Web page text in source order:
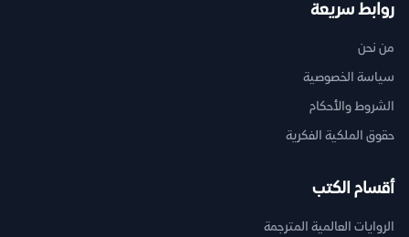
روابط سريعة
من نحن
سياسة الخصوصية
الشروط والأحكام
حقوق الملكية الفكرية
أقسام الكتب
الروايات العالمية المترجمة